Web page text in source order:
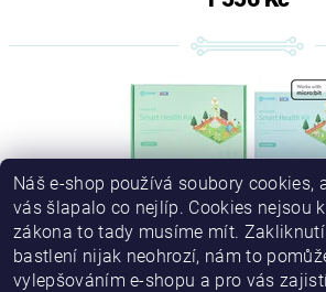
Náš e-shop používá soubory cookies,
vás šlapalo co nejlíp. Cookies nejsou
zákona to tady musíme mít.
bastlení nijak neohrozí, nám to
vylepšováním e-shopu a pro vás